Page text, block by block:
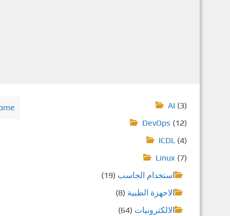
AI (3)
DevOps (12)
ICDL(4)
Linux(7)
استخدام الحاسب (19)
الاجهزة الطبية (8)
الالكترونيات (64)